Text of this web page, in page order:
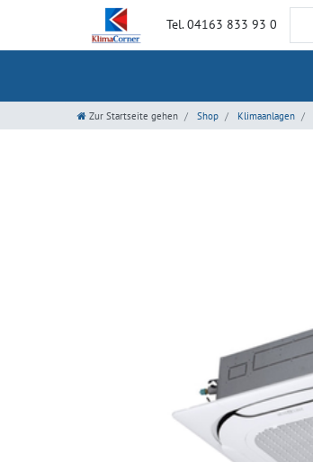
Tel. 04163 833 93 0
Zur Startseite gehen Shop Klimaanlagen